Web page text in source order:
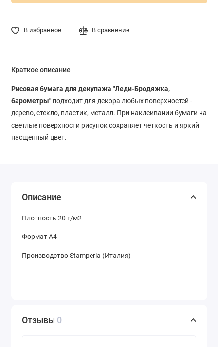
В избранное В сравнение
Краткое описание
Рисовая бумага для декупажа "Леди-Бродяжка,
барометры"подходит для декора любых поверхностей -
дерево, стекло, пластик, металл. При наклеивании бумаги на
светлые поверхности рисунок сохраняет четкость и яркий
насщенный цвет.
Описание
Плотность 20 г/м2
Формат А4
Производство Stamperia (Италия)
Отзывы 0